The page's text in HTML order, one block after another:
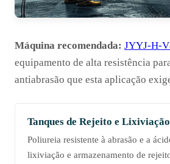
Máquina recomendada: JYYJ-H-
equipamento de alta resistência
antiabrasão que esta aplicação
Tanques de Rejeito e Lixiviação
Poliureia resistente à abrasão e a
lixiviação e armazenamento de